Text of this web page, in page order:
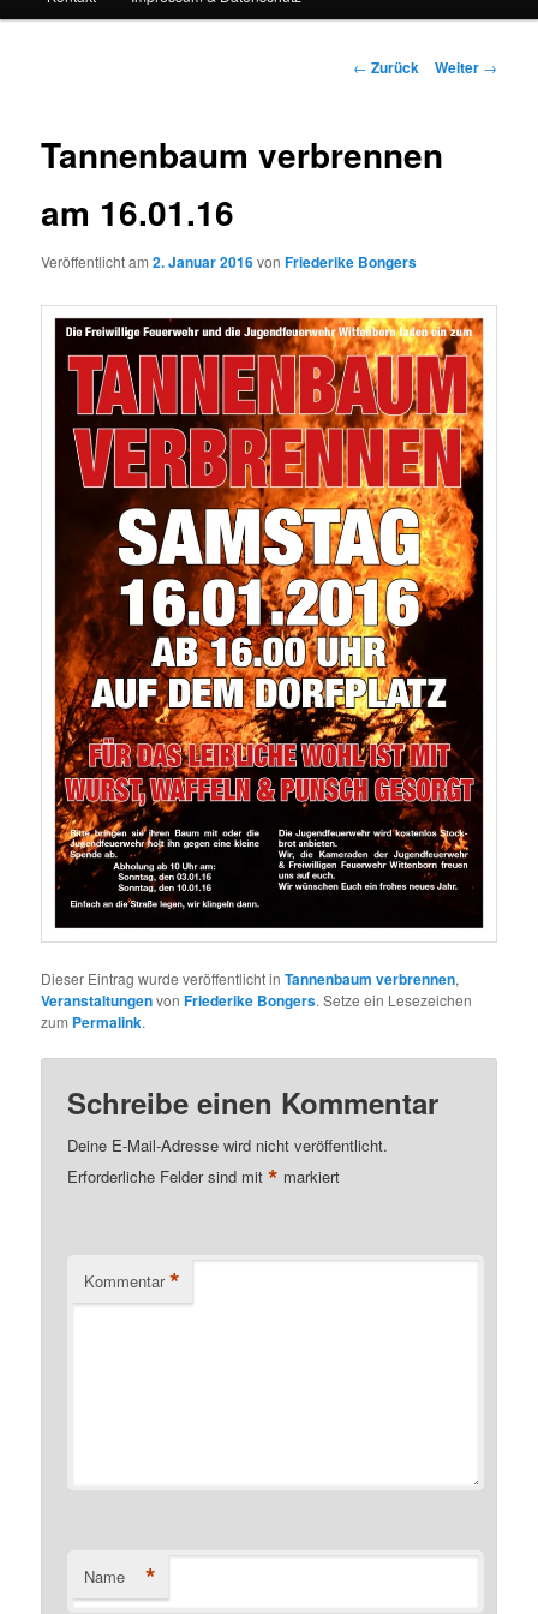
Beitrags-
← Zurück Weiter →
Tannenbaum verbrennen
am 16.01.16
Veröffentlicht am2. Januar 2016vonFriederike Bongers
Dieser Eintrag wurde veröffentlicht inTannenbaum verbrennen,
VeranstaltungenvonFriederike Bongers. Setze ein Lesezeichen
zum Permalink.
Schreibe einen Kommentar
Deine E-Mail-Adresse wird nicht veröffentlicht.
Erforderliche Felder sind mit* markiert
Kommentar *
Name *